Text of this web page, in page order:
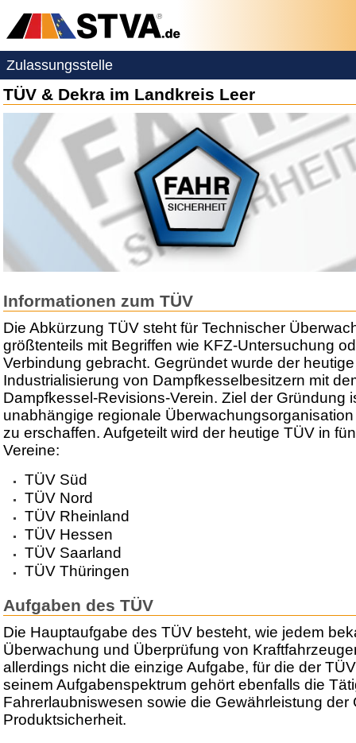
Zulassungsstelle
TÜV & Dekra im Landkreis Leer
Informationen zum TÜV
Die Abkürzung TÜV steht für Technischer
größtenteils mit Begriffen wie KFZ-Untersuchung
Verbindung gebracht. Gegründet wurde der
Industrialisierung von Dampfkesselbesitzern mit
Dampfkessel-Revisions-Verein. Ziel der Gründung
unabhängige regionale
zu erschaffen. Aufgeteilt wird der heutige TÜV in
Vereine:
TÜV Süd
TÜV Nord
TÜV Rheinland
TÜV Hessen
TÜV Saarland
TÜV Thüringen
Aufgaben des TÜV
Die Hauptaufgabe des TÜV besteht, wie jedem
Überwachung und Überprüfung von
allerdings nicht die einzige Aufgabe, für die der
seinem Aufgabenspektrum gehört ebenfalls die
Fahrerlaubniswesen sowie die Gewährleistung der
Produktsicherheit.